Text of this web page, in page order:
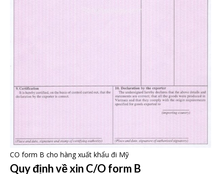
CO form B cho hàng xuất khẩu đi Mỹ
Quy định về xin C/O form B